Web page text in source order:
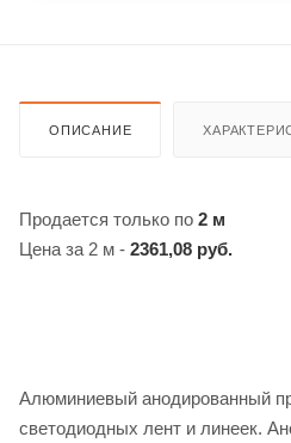
ОПИСАНИЕ
Продается только по 2 м
Цена за 2 м - 2361,08 руб.
Алюминиевый анодированный
светодиодных лент и линеек.